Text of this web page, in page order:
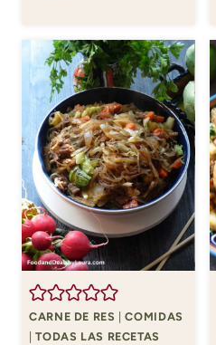
CARNE DE RES |COMIDAS
|TODAS LAS RECETAS